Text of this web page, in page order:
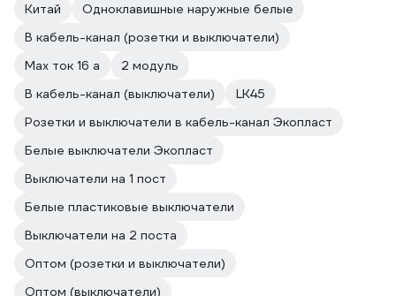
Китай
Одноклавишные наружные белые
В кабель-канал (розетки и выключатели)
Max ток 16 а
2 модуль
В кабель-канал (выключатели)
LK45
Розетки и выключатели в кабель-канал Экопласт
Белые выключатели Экопласт
Выключатели на 1 пост
Белые пластиковые выключатели
Выключатели на 2 поста
Оптом (розетки и выключатели)
Оптом (выключатели)